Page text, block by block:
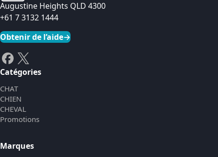
Augustine Heights QLD 4300
+61 7 3132 1444
Obtenir de l’aide→
Catégories
CHAT
CHIEN
CHEVAL
Promotions
Marques